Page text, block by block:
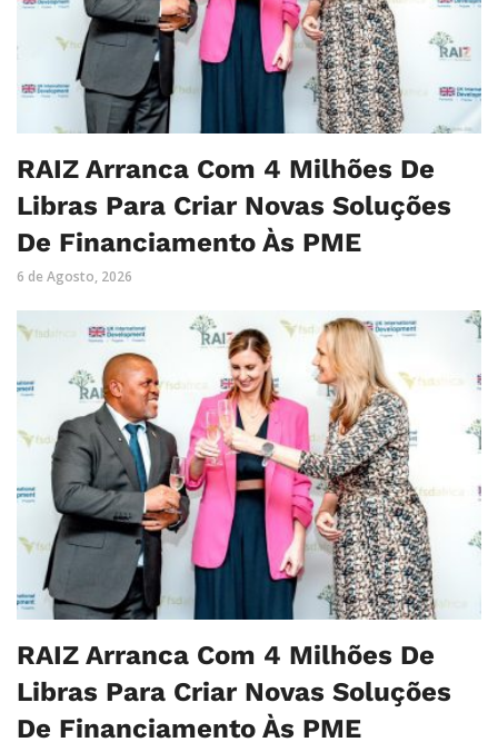
RAIZ Arranca Com 4 Milhões De
Libras Para Criar Novas Soluções
De Financiamento Às PME
6 de Agosto, 2026
RAIZ Arranca Com 4 Milhões De
Libras Para Criar Novas Soluções
De Financiamento Às PME